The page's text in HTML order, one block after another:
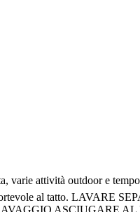
varie attività outdoor e
al tatto.